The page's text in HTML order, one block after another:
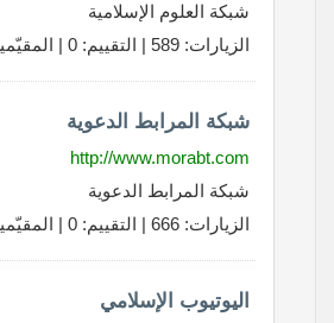
شبكة العلوم الإسلامية
الزيارات: 589 | التقييم: 0 | المقيّمين: 0
شبكة المرابط الدعوية
http://www.morabt.com
شبكة المرابط الدعوية
الزيارات: 666 | التقييم: 0 | المقيّمين: 0
اليوتيوب الإسلامي